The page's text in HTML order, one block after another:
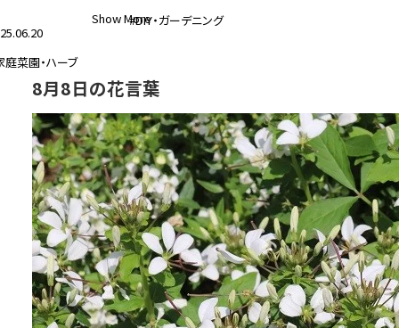
庭菜園・ハーブ
#DIY・ガーデニング
Show More
8月8日の花言葉